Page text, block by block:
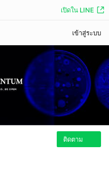
เปิดใน LINE
เข้าสู่ระบบ
ติดตาม